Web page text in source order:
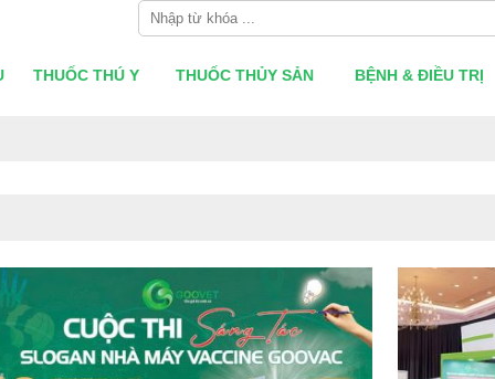
THUỐC THÚ Y THUỐC THỦY SẢN BỆNH & ĐIỀU TRỊ